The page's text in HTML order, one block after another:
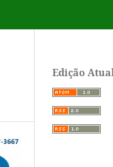
Edição